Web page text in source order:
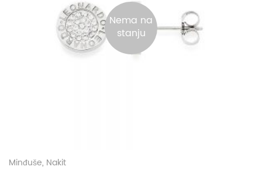
Nema na
stanju
Minđuše, Nakit